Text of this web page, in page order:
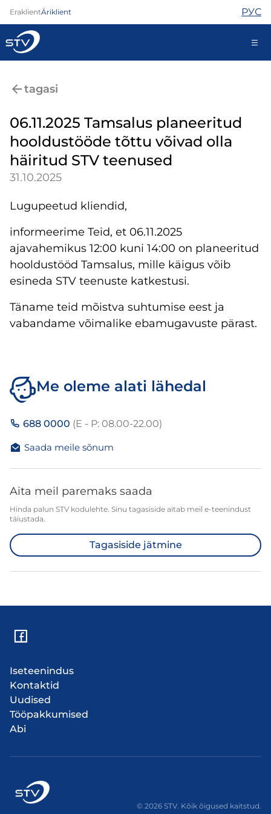
EraklientÄriklient РУС
Internet
TV
Telefon
Abi
Pood
Kontaktid
Uudised
tagasi
06.11.2025 Tamsalus planeeritud
hooldustööde tõttu võivad olla
häiritud STV teenused
31.10.2025
Lugupeetud kliendid,
informeerime Teid, et 06.11.2025
ajavahemikus 12:00 kuni 14:00 on planeeritud
hooldustööd Tamsalus, mille käigus võib
esineda STV teenuste katkestusi.
Täname teid mõistva suhtumise eest ja
vabandame võimalike ebamugavuste pärast.
Me oleme alati lähedal
688 0000 (E - P: 08.00-22.00)
Saada meile sõnum
Aita meil paremaks saada
Hinda palun STV kodulehte. Sinu tagasiside aitab meil e-teenindust
täiustada.
Tagasiside jätmine
Iseteenindus
Kontaktid
Uudised
Tööpakkumised
Abi
© 2026 STV. Kõik õigused kaitstud.